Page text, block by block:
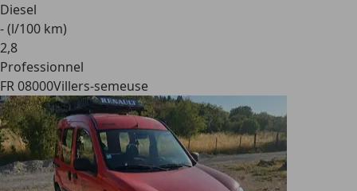
Diesel
- (l/100 km)
2,8
Professionnel
FR 08000Villers-semeuse